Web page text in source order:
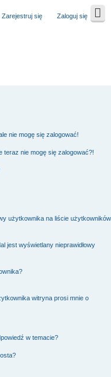
Zaloguj się
Zarejestruj się
nie mogę się zalogować!
teraz nie mogę się zalogować?!
użytkownika na liście użytkowników
jest wyświetlany nieprawidłowy
witryna prosi mnie o
w temacie?